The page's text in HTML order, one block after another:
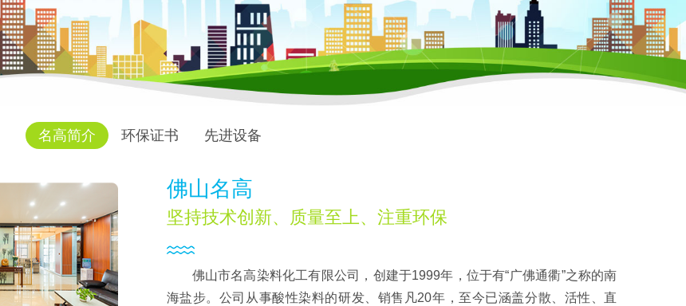
名高简介 环保证书 先进设备
佛山名高
坚持技术创新、质量至上、注重环保
佛山市名高染料化工有限公司，创建于1999年，位于有“广佛通衢”之称的南
海盐步。公司从事酸性染料的研发、销售凡20年，至今已涵盖分散、活性、直